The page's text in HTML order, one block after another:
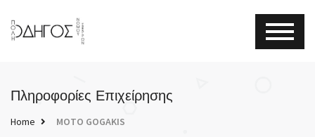
Πληροφορίες Επιχείρησης
Home MOTO GOGAKIS